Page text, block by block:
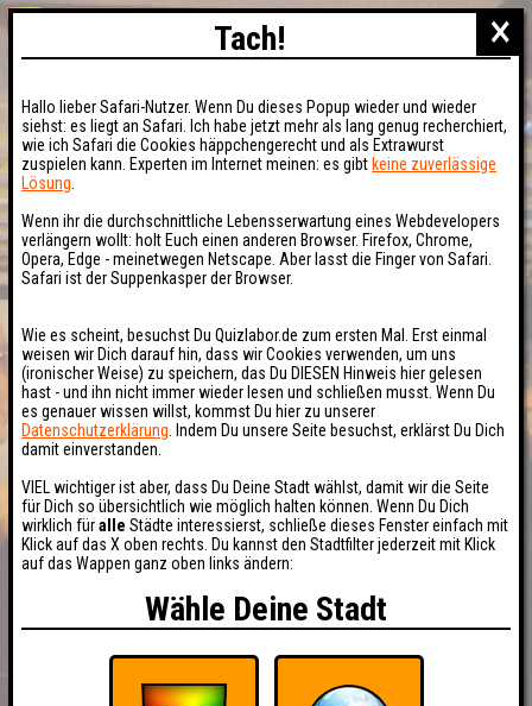
×
Tach!
Hallo lieber Safari-Nutzer. Wenn Du dieses Popup wieder und wieder
siehst: es liegt an Safari. Ich habe jetzt mehr als lang genug recherchiert,
wie ich Safari die Cookies häppchengerecht und als Extrawurst
zuspielen kann. Experten im Internet meinen: es gibt keine zuverlässige
Lösung
Wenn ihr die durchschnittliche Lebensserwartung eines Webdevelopers
verlängern wollt: holt Euch einen anderen Browser. Firefox, Chrome,
Opera, Edge - meinetwegen Netscape. Aber lasst die Finger von Safari.
Safari ist der Suppenkasper der Browser.
Wie es scheint, besuchst Du Quizlabor.de zum ersten Mal. Erst einmal
weisen wir Dich darauf hin, dass wir Cookies verwenden, um uns
(ironischer Weise) zu speichern, das Du DIESEN Hinweis hier gelesen
hast - und ihn nicht immer wieder lesen und schließen musst. Wenn Du
es genauer wissen willst, kommst Du hier zu unserer
Datenschutzerklärung . Indem Du unsere Seite besuchst, erklärst Du Dich
damit einverstanden.
VIEL wichtiger ist aber, dass Du Deine Stadt wählst, damit wir die Seite
für Dich so übersichtlich wie möglich halten können. Wenn Du Dich
wirklich füralle Städte interessierst, schließe dieses Fenster einfach mit
Klick auf das X oben rechts. Du kannst den Stadtfilter jederzeit mit Klick
auf das Wappen ganz oben links ändern:
Wähle Deine Stadt